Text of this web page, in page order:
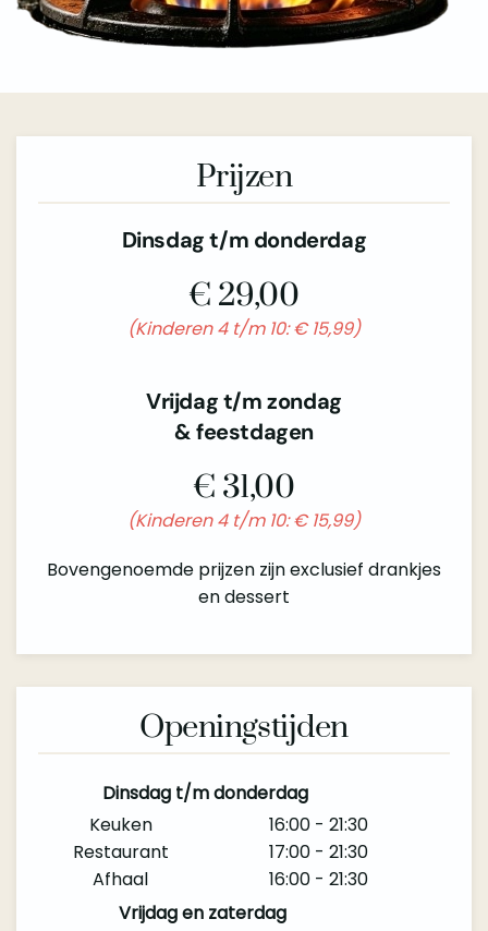
Prijzen
Dinsdag t/m donderdag
€ 29,00
(Kinderen 4 t/m 10: € 15,99)
Vrijdag t/m zondag
& feestdagen
€ 31,00
(Kinderen 4 t/m 10: € 15,99)
Bovengenoemde prijzen zijn exclusief drankjes
en dessert
Openingstijden
Dinsdag t/m donderdag
Keuken
Restaurant
Afhaal
16:00 - 21:30
17:00 - 21:30
16:00 - 21:30
Vrijdag en zaterdag